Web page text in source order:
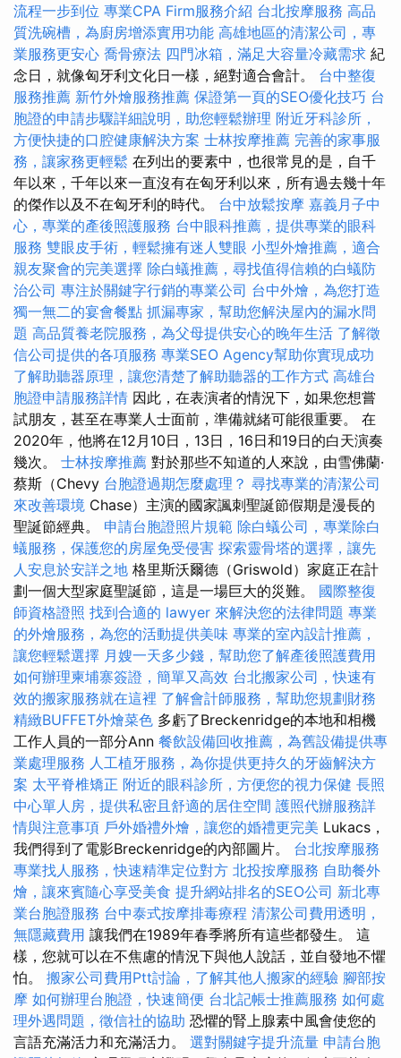
流程一步到位 專業CPA Firm服務介紹 台北按摩服務 高品
質洗碗槽，為廚房增添實用功能 高雄地區的清潔公司，專
業服務更安心 喬骨療法 四門冰箱，滿足大容量冷藏需求 紀
念日，就像匈牙利文化日一樣，絕對適合會計。 台中整復
服務推薦 新竹外燴服務推薦 保證第一頁的SEO優化技巧 台
胞證的申請步驟詳細說明，助您輕鬆辦理 附近牙科診所，
方便快捷的口腔健康解決方案 士林按摩推薦 完善的家事服
務，讓家務更輕鬆 在列出的要素中，也很常見的是，自千
年以來，千年以來一直沒有在匈牙利以來，所有過去幾十年
的傑作以及不在匈牙利的時代。 台中放鬆按摩 嘉義月子中
心，專業的產後照護服務 台中眼科推薦，提供專業的眼科
服務 雙眼皮手術，輕鬆擁有迷人雙眼 小型外燴推薦，適合
親友聚會的完美選擇 除白蟻推薦，尋找值得信賴的白蟻防
治公司 專注於關鍵字行銷的專業公司 台中外燴，為您打造
獨一無二的宴會餐點 抓漏專家，幫助您解決屋內的漏水問
題 高品質養老院服務，為父母提供安心的晚年生活 了解徵
信公司提供的各項服務 專業SEO Agency幫助你實現成功
了解助聽器原理，讓您清楚了解助聽器的工作方式 高雄台
胞證申請服務詳情 因此，在表演者的情況下，如果您想嘗
試朋友，甚至在專業人士面前，準備就緒可能很重要。 在
2020年，他將在12月10日，13日，16日和19日的白天演奏
幾次。 士林按摩推薦 對於那些不知道的人來說，由雪佛蘭·
蔡斯（Chevy 台胞證過期怎麼處理？ 尋找專業的清潔公司
來改善環境 Chase）主演的國家諷刺聖誕節假期是漫長的
聖誕節經典。 申請台胞證照片規範 除白蟻公司，專業除白
蟻服務，保護您的房屋免受侵害 探索靈骨塔的選擇，讓先
人安息於安詳之地 格里斯沃爾德（Griswold）家庭正在計
劃一個大型家庭聖誕節，這是一場巨大的災難。 國際整復
師資格證照 找到合適的 lawyer 來解決您的法律問題 專業
的外燴服務，為您的活動提供美味 專業的室內設計推薦，
讓您輕鬆選擇 月嫂一天多少錢，幫助您了解產後照護費用
如何辦理柬埔寨簽證，簡單又高效 台北搬家公司，快速有
效的搬家服務就在這裡 了解會計師服務，幫助您規劃財務
精緻BUFFET外燴菜色 多虧了Breckenridge的本地和相機
工作人員的一部分Ann 餐飲設備回收推薦，為舊設備提供專
業處理服務 人工植牙服務，為你提供更持久的牙齒解決方
案 太平脊椎矯正 附近的眼科診所，方便您的視力保健 長照
中心單人房，提供私密且舒適的居住空間 護照代辦服務詳
情與注意事項 戶外婚禮外燴，讓您的婚禮更完美 Lukacs，
我們得到了電影Breckenridge的內部圖片。 台北按摩服務
專業找人服務，快速精準定位對方 北投按摩服務 自助餐外
燴，讓來賓隨心享受美食 提升網站排名的SEO公司 新北專
業台胞證服務 台中泰式按摩排毒療程 清潔公司費用透明，
無隱藏費用 讓我們在1989年春季將所有這些都發生。 這
樣，您就可以在不焦慮的情況下與他人說話，並自發地不懼
怕。 搬家公司費用Ptt討論，了解其他人搬家的經驗 腳部按
摩 如何辦理台胞證，快速簡便 台北記帳士推薦服務 如何處
理外遇問題，徵信社的協助 恐懼的腎上腺素中風會使您的
言語充滿活力和充滿活力。 選對關鍵字提升流量 申請台胞